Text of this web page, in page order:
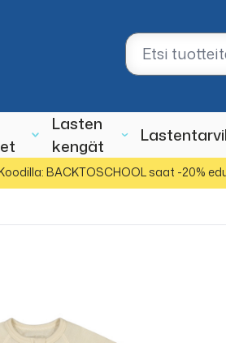
Lasten
kengät
BACKTOSCHOOL saat -20%